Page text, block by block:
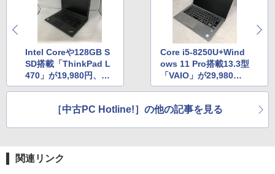
Intel Coreや128GB S
SD搭載「ThinkPad L
470」が19,980円、パ
ソコン工房で中古品が
Core i5-8250U+Wind
ows 11 Pro搭載13.3型
「VAIO」が29,980
円、パソコン工房で中
［中古PC Hotline!］の他の記事を見る
関連リンク